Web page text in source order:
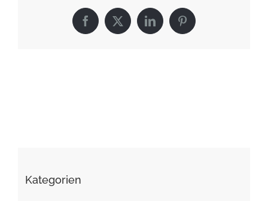
Facebook
X LinkedInPinterest
Kategorien